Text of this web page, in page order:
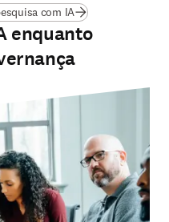
com IA
enquanto